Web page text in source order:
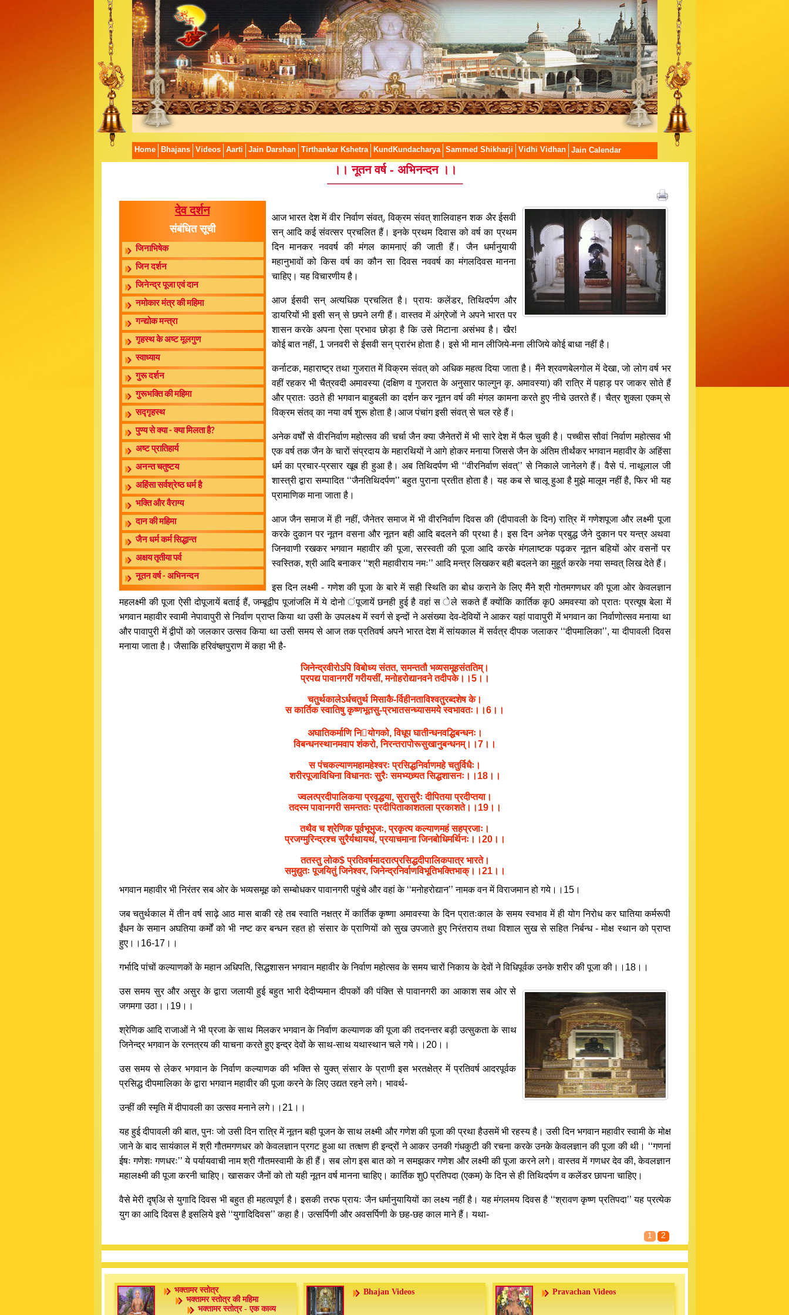
Home Bhajans Videos Aarti Jain Darshan Tirthankar Kshetra KundKundacharya Sammed Shikharji Vidhi Vidhan Jain Calendar
।। नूतन वर्ष - अभिनन्दन ।।
देव दर्शन
संबंधित सूची
जिनाभिषेक
जिन दर्शन
जिनेन्द्र पूजा एवं दान
नमोकार मंत्र की महिमा
गन्द्योक मन्त्रा
गृहस्थ के अष्ट मूलगुण
स्वाध्याय
गुरू दर्शन
गुरूभक्ति की महिमा
सद्गृहस्थ
पुण्य से क्या - क्या मिलता है?
अष्ट प्रातिहार्य
अनन्त चतुष्टय
अहिंसा सर्वश्रेष्ठ धर्म है
भक्ति और वैराग्य
दान की महिमा
जैन धर्म कर्म सिद्धान्त
अक्षय तृतीया पर्व
नूतन वर्ष - अभिनन्दन
आज भारत देश में वीर निर्वाण संवत्, विक्रम संवत् शालिवाहन शक अैर ईसवी
सन् आदि कई संवत्सर प्रचलित हैं। इनके प्रथम दिवास को वर्ष का प्रथम
दिन मानकर नववर्ष की मंगल कामनाएं की जाती हैं। जैन धर्मानुयायी
महानुभावों को किस वर्ष का कौन सा दिवस नववर्ष का मंगलदिवस मानना
चाहिए। यह विचारणीय है।
आज ईसवी सन् अत्यधिक प्रचलित है। प्रायः कलेंडर, तिथिदर्पण और
डायरियों भी इसी सन् से छपने लगी हैं। वास्तव में अंग्रेजों ने अपने भारत पर
शासन करके अपना ऐसा प्रभाव छोड़ा है कि उसे मिटाना असंभव है। खैर!
कोई बात नहीं, 1 जनवरी से ईसवी सन् प्रारंभ होता है। इसे भी मान लीजिये-मना लीजिये कोई बाधा नहीं है।
कर्नाटक, महाराष्ट्र तथा गुजरात में विक्रम संवत् को अधिक महत्व दिया जाता है। मैंने श्रवणबेलगोल में देखा, जो लोग वर्ष भर
वहीं रहकर भी चैत्रवदी अमावस्या (दक्षिण व गुजरात के अनुसार फाल्गुन कृ. अमावस्या) की रात्रि में पहाड़ पर जाकर सोते हैं
और प्रातः उठते ही भगवान बाहुबली का दर्शन कर नूतन वर्ष की मंगल कामना करते हुए नीचे उतरते हैं। चैत्र शुक्ला एकम् से
विक्रम संतव् का नया वर्ष शुरू होता है।आज पंचांग इसी संवत् से चल रहे हैं।
अनेक वर्षों से वीरनिर्वाण महोत्सव की चर्चा जैन क्या जैनेतरों में भी सारे देश में फैल चुकी है। पच्चीस सौवां निर्वाण महोत्सव भी
एक वर्ष तक जैन के चारों संप्रदाय के महारथियों ने आगे होकर मनाया जिससे जैन के अंतिम तीर्थंकर भगवान महावीर के अहिंसा
धर्म का प्रचार-प्रसार खूब ही हुआ है। अब तिथिदर्पण भी ‘‘वीरनिर्वाण संवत्’’ से निकाले जानेलगे हैं। वैसे पं. नाथूलाल जी
शास्त्री द्वारा सम्पादित ‘‘जैनतिथिदर्पण’’ बहुत पुराना प्रतीत होता है। यह कब से चालू हुआ है मुझे मालूम नहीं है, फिर भी यह
प्रामाणिक माना जाता है।
आज जैन समाज में ही नहीं, जैनेतर समाज में भी वीरनिर्वाण दिवस की (दीपावली के दिन) रात्रि में गणेशपूजा और लक्ष्मी पूजा
करके दुकान पर नूतन वसना और नूतन बही आदि बदलने की प्रथा है। इस दिन अनेक प्रबुद्ध जैने दुकान पर यन्त्र अथवा
जिनवाणी रखकर भगवान महावीर की पूजा, सरस्वती की पूजा आदि करके मंगलाष्टक पढ़कर नूतन बहियों ओर वसनों पर
स्वस्तिक, श्री आदि बनाकर ‘‘श्री महावीराय नमः’’ आदि मन्त्र लिखकर बही बदलने का मुहूर्त करके नया सम्वत् लिख देते हैं।
इस दिन लक्ष्मी - गणेश की पूजा के बारे में सही स्थिति का बोध कराने के लिए मैंने श्री गोतमगणधर की पूजा ओर केवलज्ञान
महलक्ष्मी की पूजा ऐसी दोपूजायें बताई हैं, जम्बूद्वीप पूजांजलि में ये दोनो ंपूजायें छनही हुई है वहां स ेले सकते हैं क्योंकि कार्तिक कृ0 अमवस्या को प्रातः प्रत्यूष बेला में
भगवान महावीर स्वामी नेपावापुरी से निर्वाण प्राप्त किया था उसी के उपलक्ष्य में स्वर्ग से इन्दों ने असंख्या देव-देवियों ने आकर यहां पावापुरी में भगवान का निर्वाणोत्सव मनाया था
और पावापुरी में द्वीपों को जलकार उत्सव किया था उसी समय से आज तक प्रतिवर्ष अपने भारत देश में सांयकाल में सर्वत्र दीपक जलाकर ‘‘दीपमालिका’’, या दीपावली दिवस
मनाया जाता है। जैसाकि हरिवंष्ज्ञपुराण में कहा भी है-
जिनेन्द्रवीरोऽपि विबोध्य संतत, समन्ततौ भव्यसमूहसंततिम्।
प्रपद्य पावानगरीं गरीयसीं, मनोहरोद्यानवने तदीपके।।5।।
चतुर्थकालेऽर्धचतुर्थ मिसाकै-र्विहीनताविश्वतुरब्दशेष के।
स कार्तिक स्वातिषु कृष्णभूतसु-प्रभातसन्ध्यासमये स्वभावतः।।6।।
अघातिकर्माणि नियोगको, विधूप घातीन्धनवद्धिबन्धनः।
विबन्धनस्थानमवाप शंकरो, निरन्तरापोरूसुखानुबन्धनम्।।7।।
स पंचकल्याणमहामहेश्वरः प्रसिद्धनिर्वाणमहे चतुर्विधैः।
शरीरपूजाविधिना विधानतः सुरैः समभ्यच्र्यत सिद्धशासनः।।18।।
ज्वलत्प्रदीपालिकया प्रवृद्धया, सुरासुरैः दीपितया प्रदीप्तया।
तदस्म पावानगरी समन्ततः प्रदीपिताकाशतला प्रकाशते।।19।।
तथैव च श्रेणिक पूर्वभूभुजः, प्रकृत्य कल्याणमहं सहप्रजाः।
प्रजग्मुरिन्द्रश्च सुरैर्यथायथं, प्रयाचमाना जिनबोधिमर्थिनः।।20।।
ततस्तु लोक$ प्रतिवर्षमादरात्प्रसिद्धदीपालिकपात्र भारते।
समुद्युतः पूजयितुं जिनेश्वर, जिनेन्द्रनिर्वाणविभूतिभक्तिभाक्।।21।।
भगवान महावीर भी निरंतर सब ओर के भव्यसमूह को सम्बोधकर पावानगरी पहुंचे और वहां के ‘‘मनोहरोद्यान’’ नामक वन में विराजमान हो गये।।15।
जब चतुर्थकाल में तीन वर्ष साढ़े आठ मास बाकी रहे तब स्वाति नक्षत्र में कार्तिक कृष्णा अमावस्या के दिन प्रातःकाल के समय स्वभाव में ही योग निरोध कर घातिया कर्मरूपी
ईंधन के समान अघतिया कर्मों को भी नष्ट कर बन्धन रहत हो संसार के प्राणियों को सुख उपजाते हुए निरंतराय तथा विशाल सुख से सहित निर्बन्ध - मोक्ष स्थान को प्राप्त
हुए।।16-17।।
गर्भादि पांचों कल्याणकों के महान अधिपति, सिद्धशासन भगवान महावीर के निर्वाण महोत्सव के समय चारों निकाय के देवों ने विधिपूर्वक उनके शरीर की पूजा की।।18।।
उस समय सुर और असुर के द्वारा जलायी हुई बहुत भारी देदीप्यमान दीपकों की पंक्ति से पावानगरी का आकाश सब ओर से
जगमगा उठा।।19।।
श्रेणिक आदि राजाओं ने भी प्रजा के साथ मिलकर भगवान के निर्वाण कल्याणक की पूजा की तदनन्तर बड़ी उत्सुकता के साथ
जिनेन्द्र भगवान के रत्नत्रय की याचना करते हुए इन्द्र देवों के साथ-साथ यथास्थान चले गये।।20।।
उस समय से लेकर भगवान के निर्वाण कल्याणक की भक्ति से युक्त् संसार के प्राणी इस भरतक्षेत्र में प्रतिवर्ष आदरपूर्वक
प्रसिद्ध दीपमालिका के द्वारा भगवान महावीर की पूजा करने के लिए उद्यत रहने लगे। भावर्थ-
उन्हीं की स्मृति में दीपावली का उत्सव मनाने लगे।।21।।
यह हुई दीपावली की बात, पुनः जो उसी दिन रात्रि में नूतन बही पूजन के साथ लक्ष्मी और गणेश की पूजा की प्रथा हैउसमें भी रहस्य है। उसी दिन भगवान महावीर स्वामी के मोक्ष
जाने के बाद सायंकाल में श्री गौतमगणधर को केवलज्ञान प्रगट हुआ था तत्क्षण ही इन्द्रों ने आकर उनकी गंधकुटी की रचना करके उनके केवलज्ञान की पूजा की थी। ‘‘गणनां
ईषः गणेशः गणधरः’’ ये पर्यायवाची नाम श्री गौतमस्वामी के ही हैं। सब लोग इस बात को न समझकर गणेश और लक्ष्मी की पूजा करने लगे। वास्तव में गणधर देव की, केवलज्ञान
महालक्ष्मी की पूजा करनी चाहिए। खासकर जैनों को तो यही नूतन वर्ष मानना चाहिए। कार्तिक शु0 प्रतिपदा (एकम) के दिन से ही तिथिदर्पण व कलेंडर छापना चाहिए।
वैसे मेरी दृष्अि से युगादि दिवस भी बहुत ही महत्वपूर्ण है। इसकी तरफ प्रायः जैन धर्मानुयायियों का लक्ष्य नहीं है। यह मंगलमय दिवस है ‘‘श्रावण कृष्ण प्रतिपदा’’ यह प्रत्येक
युग का आदि दिवस है इसलिये इसे ‘‘युगादिदिवस’’ कहा है। उत्सर्पिणी और अवसर्पिणी के छह-छह काल माने हैं। यथा-
2
1
भक्तामर स्तोत्र
भक्तामर स्तोत्र की महिमा
भक्तामर स्तोत्र - एक काव्य
Bhajan Videos Pravachan Videos